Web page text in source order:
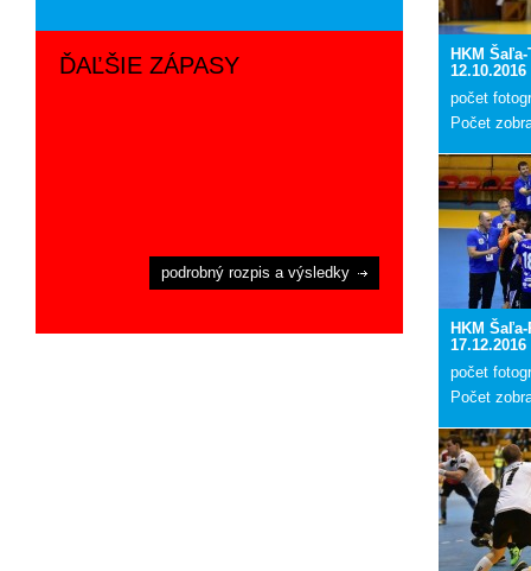
HKM
12.10.2016
počet
Počet
HKM
17.12.2016
počet
Počet
ĎAĽŠIE ZÁPASY
podrobný rozpis a výsledky